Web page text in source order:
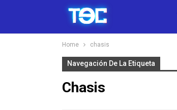
Home chasis
Navegación De La Etiqueta
Chasis